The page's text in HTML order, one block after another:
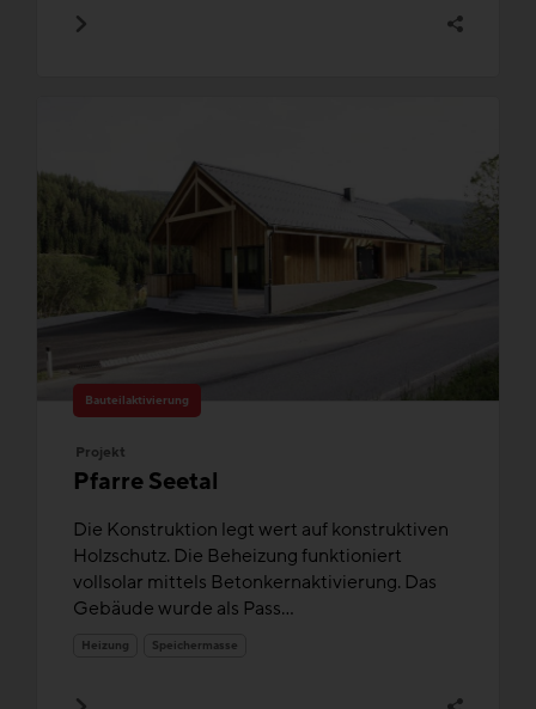
Bauteilaktivierung
Projekt
Pfarre Seetal
Die Konstruktion legt wert auf konstruktiven
Holzschutz. Die Beheizung funktioniert
vollsolar mittels Betonkernaktivierung. Das
Gebäude wurde als Pass...
Heizung Speichermasse